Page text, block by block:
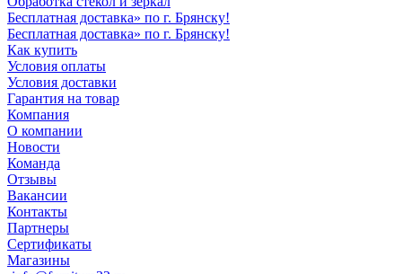
Бесплатная доставка» по г. Брянску!
Бесплатная доставка» по г. Брянску!
Как купить
Условия оплаты
Условия доставки
Гарантия на товар
Компания
О компании
Новости
Команда
Отзывы
Вакансии
Контакты
Партнеры
Сертификаты
Магазины